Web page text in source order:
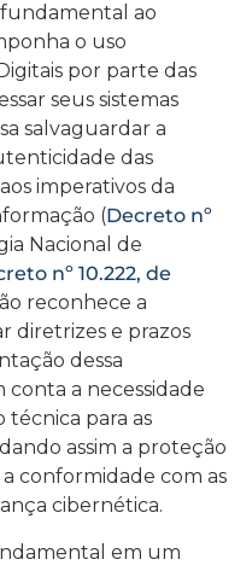
ao
o uso
por parte das
seus sistemas
salvaguardar a
das
imperativos da
(Decreto nº
Nacional de
nº 10.222, de
reconhece a
diretrizes e prazos
dessa
a necessidade
técnica para as
assim a proteção
conformidade com as
cibernética.
em um